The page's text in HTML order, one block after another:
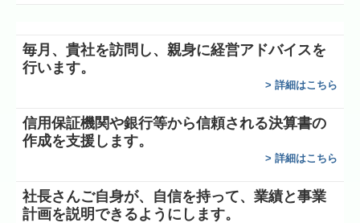
毎月、貴社を訪問し、親身に経営アドバイスを
行います。
> 詳細はこちら
信用保証機関や銀行等から信頼される決算書の
作成を支援します。
> 詳細はこちら
社長さんご自身が、自信を持って、業績と事業
計画を説明できるようにします。